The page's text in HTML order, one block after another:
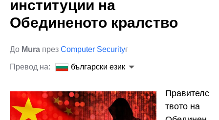
институции на
Обединеното кралство
До Mura през Computer Securityг
Превод на: български език
Правителс
твото на